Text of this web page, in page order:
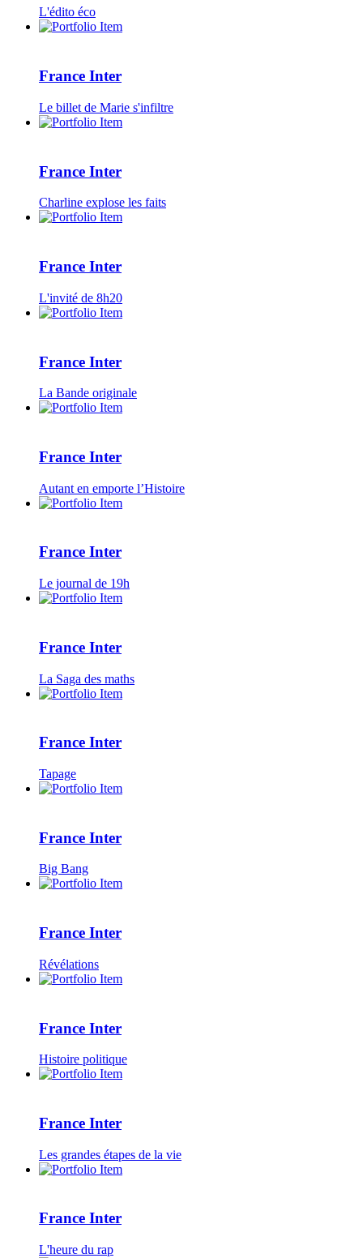
L'édito éco
France Inter
Le billet de Marie s'infiltre
France Inter
Charline explose les faits
France Inter
L'invité de 8h20
France Inter
La Bande originale
France Inter
Autant en emporte l’Histoire
France Inter
Le journal de 19h
France Inter
La Saga des maths
France Inter
Tapage
France Inter
Big Bang
France Inter
Révélations
France Inter
Histoire politique
France Inter
Les grandes étapes de la vie
France Inter
L'heure du rap